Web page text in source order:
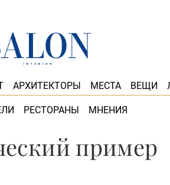
АРХИТЕКТОРЫ МЕСТА ВЕЩИ
РЕСТОРАНЫ МНЕНИЯ
пример